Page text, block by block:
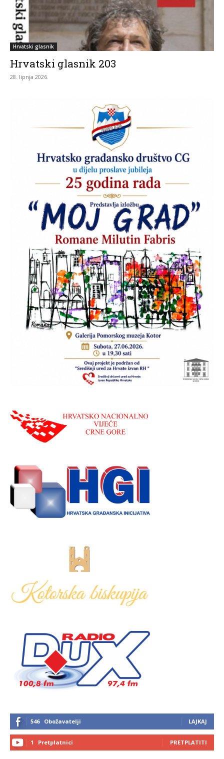
Hrvatski glasnik
Hrvatski glasnik 203
28. lipnja 2026.
546 Obožavatelji LAJKAJ
1 Pretplatnici PRETPLATITI